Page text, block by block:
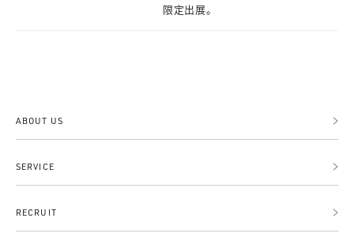
限定出展。
ABOUT US
SERVICE
RECRUIT